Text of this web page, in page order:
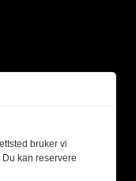
bruker vi
kan reservere